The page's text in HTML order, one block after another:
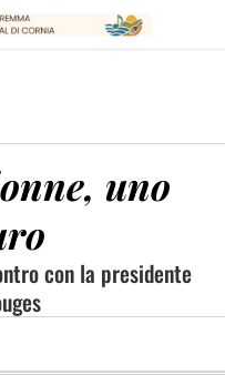
uno
con la presidente